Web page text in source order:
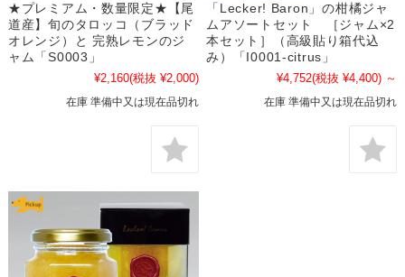
★プレミアム・数量限定★【尾
道産】旬のタロッコ（ブラッド
オレンジ）と 完熟レモンのジ
ャム「S0003」
¥2,160(税抜 ¥2,000)
在庫 準備中又は現在品切れ
「Lecker! Baron」の柑橘ジャ
ムアソートセット ［ジャム×2
本セット］（高級貼り箱代込
み）「I0001-citrus」
¥4,752(税抜 ¥4,400) ～
在庫 準備中又は現在品切れ